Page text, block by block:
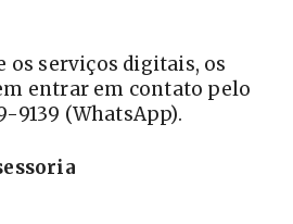
os serviços digitais, os
entrar em contato pelo
9139 (WhatsApp).